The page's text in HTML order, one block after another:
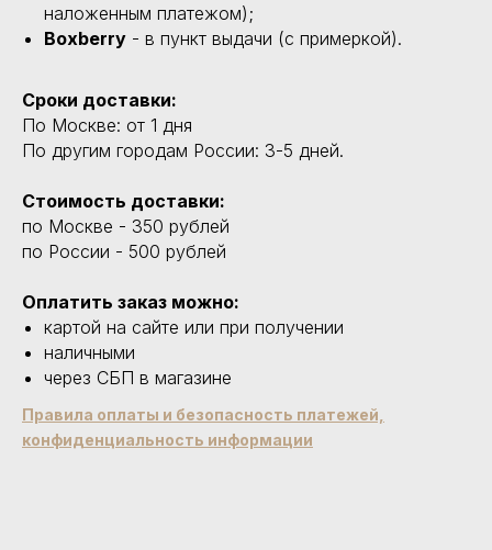
наложенным платежом);
Boxberry - в пункт выдачи (с примеркой).
Сроки доставки:
По Москве: от 1 дня
По другим городам России: 3-5 дней.
Стоимость доставки:
по Москве - 350 рублей
по России - 500 рублей
Оплатить заказ можно:
картой на сайте или при получении
наличными
через СБП в магазине
Правила оплаты и безопасность платежей,
конфиденциальность информации